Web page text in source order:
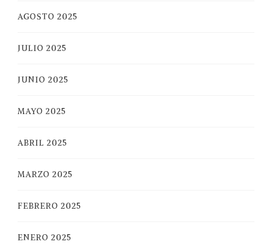
AGOSTO 2025
JULIO 2025
JUNIO 2025
MAYO 2025
ABRIL 2025
MARZO 2025
FEBRERO 2025
ENERO 2025